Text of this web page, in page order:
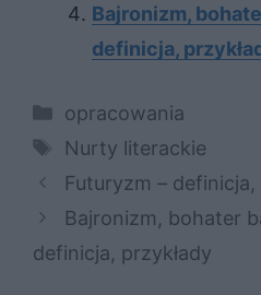
Bajronizm,
definicja,
Kategorie
opracowania
Tagi
Nurty literackie
Futuryzm – definicja,
Bajronizm, bohater
definicja, przykłady